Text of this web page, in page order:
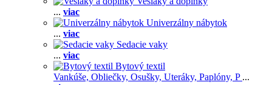
... viac
Univerzálny nábytok
... viac
Sedacie vaky
... viac
Bytový textil
Vankúše, Obliečky, Osušky, Uteráky, Paplóny, P ...